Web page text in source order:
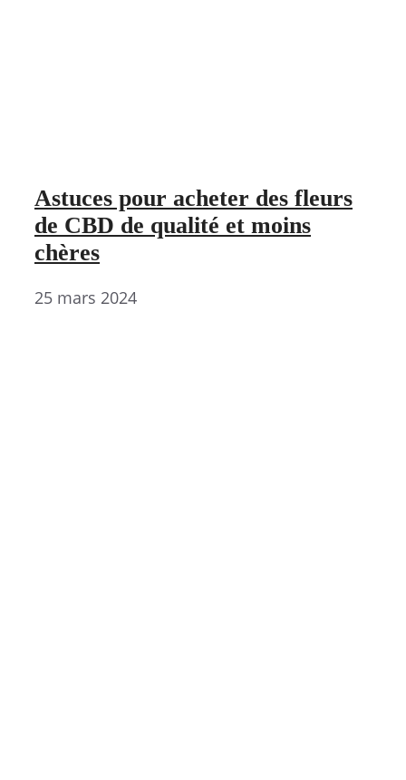
Astuces pour acheter des fleurs
de CBD de qualité et moins
chères
25 mars 2024